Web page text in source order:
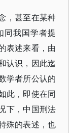
，甚至在某种
同我国学者提
表述来看，由
认识，因此迄
学者所公认的
此，即使在同
下，中国刑法
殊的表述，也